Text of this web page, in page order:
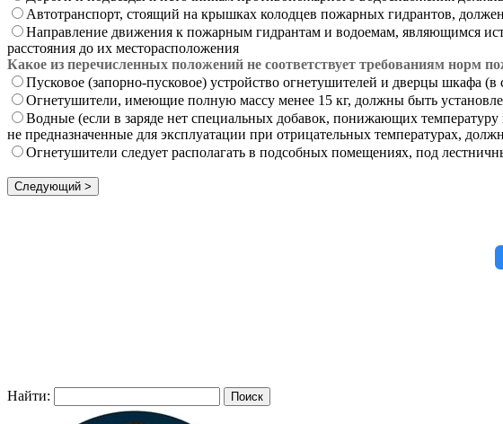
Автотранспорт, стоящий на крышках колодцев пожарных гидрантов,
Направление движения к пожарным гидрантам и водоемам, являющимся
расстояния до их месторасположения
Какое из перечисленных положений не соответствует требованиям норм
Пусковое (запорно-пусковое) устройство огнетушителей и дверцы шкафа
Огнетушители, имеющие полную массу менее 15 кг, должны быть
Водные (если в заряде нет специальных добавок, понижающих
не предназначенные для эксплуатации при отрицательных температурах,
Огнетушители следует располагать в подсобных помещениях, под
Найти: